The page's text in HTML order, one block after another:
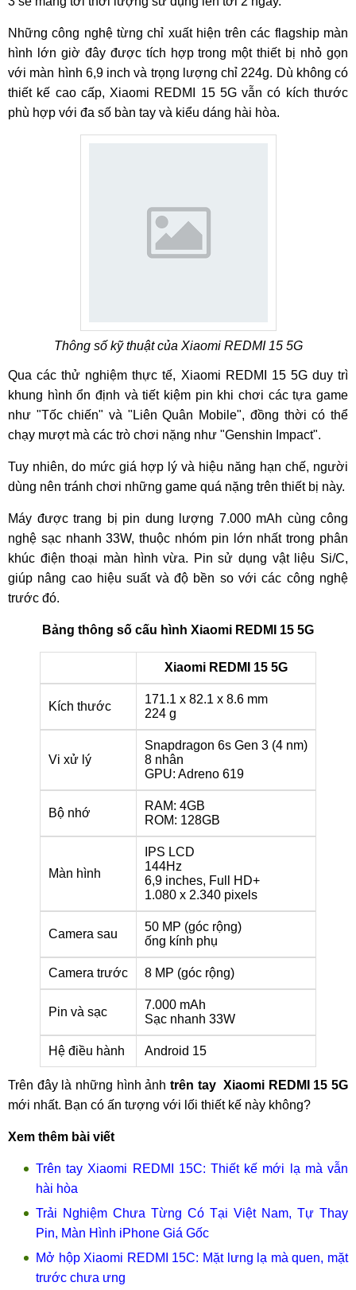
Những công nghệ từng chỉ xuất hiện trên các flagship màn
hình lớn giờ đây được tích hợp trong một thiết bị nhỏ gọn
với màn hình 6,9 inch và trọng lượng chỉ 224g. Dù không có
thiết kế cao cấp, Xiaomi REDMI 15 5G vẫn có kích thước
phù hợp với đa số bàn tay và kiểu dáng hài hòa.
Thông số kỹ thuật của Xiaomi REDMI 15 5G
Qua các thử nghiệm thực tế, Xiaomi REDMI 15 5G duy trì
khung hình ổn định và tiết kiệm pin khi chơi các tựa game
như "Tốc chiến" và "Liên Quân Mobile", đồng thời có thể
chạy mượt mà các trò chơi nặng như "Genshin Impact".
Tuy nhiên, do mức giá hợp lý và hiệu năng hạn chế, người
dùng nên tránh chơi những game quá nặng trên thiết bị này.
Máy được trang bị pin dung lượng 7.000 mAh cùng công
nghệ sạc nhanh 33W, thuộc nhóm pin lớn nhất trong phân
khúc điện thoại màn hình vừa. Pin sử dụng vật liệu Si/C,
giúp nâng cao hiệu suất và độ bền so với các công nghệ
trước đó.
Bảng thông số cấu hình Xiaomi REDMI 15 5G
Xiaomi REDMI 15 5G
Kích thước
171.1 x 82.1 x 8.6 mm
224 g
Vi xử lý
Snapdragon 6s Gen 3 (4 nm)
8 nhân
GPU: Adreno 619
Bộ nhớ
RAM: 4GB
ROM: 128GB
Màn hình
IPS LCD
144Hz
6,9 inches, Full HD+
1.080 x 2.340 pixels
Camera sau
50 MP (góc rộng)
ống kính phụ
Camera trước 8 MP (góc rộng)
Pin và sạc
7.000 mAh
Sạc nhanh 33W
Hệ điều hành Android 15
Trên đây là những hình ảnh trên tay Xiaomi REDMI 15 5G
mới nhất. Bạn có ấn tượng với lối thiết kế này không?
Xem thêm bài viết
Trên tay Xiaomi REDMI 15C: Thiết kế mới lạ mà vẫn
hài hòa
Trải Nghiệm Chưa Từng Có Tại Việt Nam, Tự Thay
Pin, Màn Hình iPhone Giá Gốc
Mở hộp Xiaomi REDMI 15C: Mặt lưng lạ mà quen, mặt
trước chưa ưng